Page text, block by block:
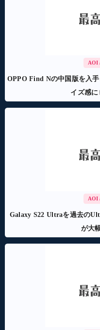
AOI
OPPO Find Nの中国版を入
イズ感に
AOI
Galaxy S22 Ultraを過去の
が大